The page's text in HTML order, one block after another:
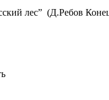
лес” (Д.Ребов